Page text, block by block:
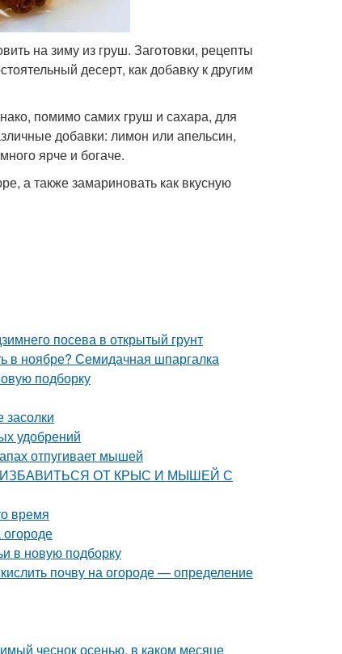
на зиму из груш. Заготовки, рецепты
десерт, как добавку к другим
помимо самих груш и сахара, для
добавки: лимон или апельсин,
ярче и богаче.
а также замариновать как вкусную
посева в открытый грунт
в ноябре? Семидачная шпаргалка
подборку
засолки
удобрений
отпугивает мышей
ИЗБАВИТЬСЯ ОТ КРЫС И МЫШЕЙ С
время
в новую подборку
почву на огороде — определение
чеснок осенью, в каком месяце